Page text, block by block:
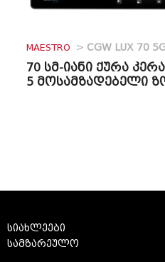
MAESTRO > CGW LUX 70
70 სმ-იანი ქურა
5 მოსამზადებელი
სიახლეები
სამზარეულო